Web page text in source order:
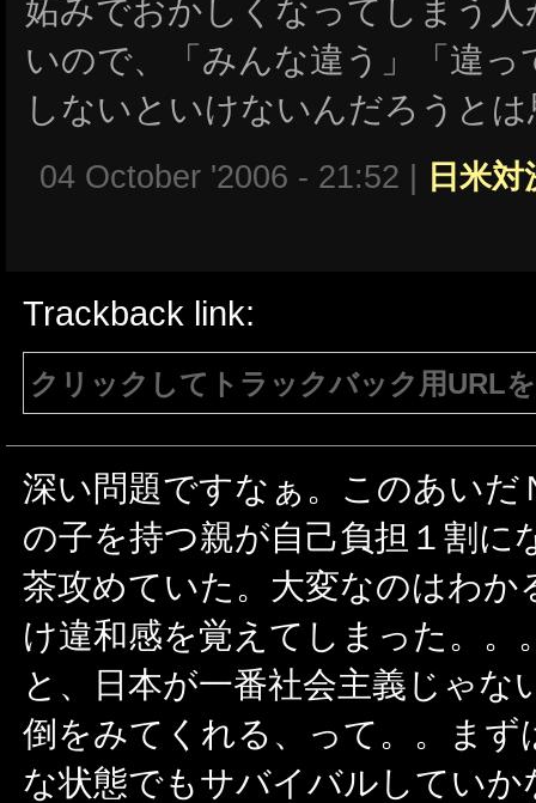
妬みでおかしくなってしまう
いので、「みんな違う」「違
しないといけないんだろうと
04 October '2006 - 21:52 | 日米対
Trackback link:
クリックしてトラックバック用URL
有効である必要があります。
深い問題ですなぁ。このあいだ
の子を持つ親が自己負担１割に
茶攻めていた。大変なのはわか
け違和感を覚えてしまった。。
と、日本が一番社会主義じゃな
倒をみてくれる、って。。ま
な状態でもサバイバルしてい